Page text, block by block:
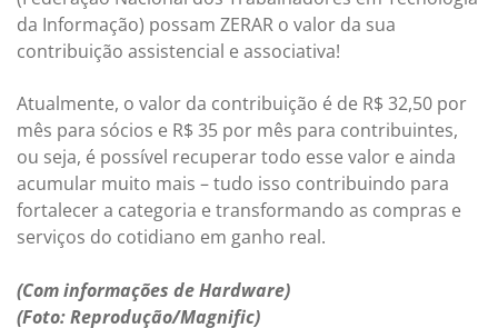
da Informação) possam ZERAR o valor da sua
contribuição assistencial e associativa!
Atualmente, o valor da contribuição é de R$ 32,50 por
mês para sócios e R$ 35 por mês para contribuintes,
ou seja, é possível recuperar todo esse valor e ainda
acumular muito mais – tudo isso contribuindo para
fortalecer a categoria e transformando as compras e
serviços do cotidiano em ganho real.
(Com informações de Hardware)
(Foto: Reprodução/Magnific)